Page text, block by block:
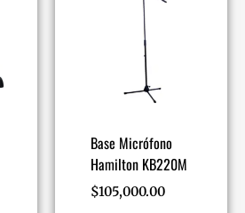
Base Micrófono
Hamilton KB220M
$105,000.00